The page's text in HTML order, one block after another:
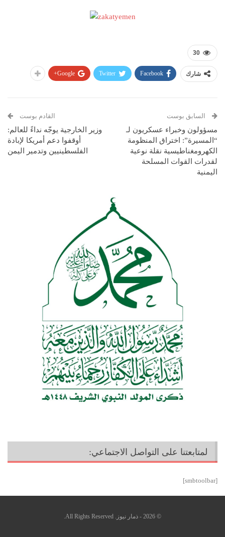
30
شارك Facebook
Twitter
Google+
السابق بوست
مسؤولون وخبراء عسكريون لـ
“المسيرة”: اختراق المنظومة
الكهرومغناطيسية نقلة نوعية
لقدرات القوات المسلحة
اليمنية
القادم بوست
وزير الخارجية يوجّه نداءً للعالم:
أوقفوا دعم أمريكا لإبادة
الفلسطينيين وتدمير اليمن
لمتابعتنا على التواصل الاجتماعي:
[smbtoolbar]
© 2026 - ذمار نيوز. All Rights Reserved.